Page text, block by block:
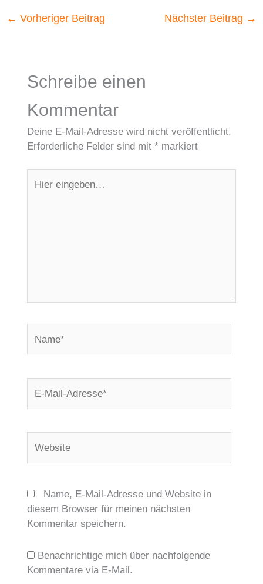
← Vorheriger Beitrag Nächster Beitrag →
Schreibe einen
Kommentar
Deine E-Mail-Adresse wird nicht veröffentlicht.
Erforderliche Felder sind mit * markiert
eingeben…
Mail-
Name, E-Mail-Adresse und Website in
diesem Browser für meinen nächsten
Kommentar speichern.
Benachrichtige mich über nachfolgende
Kommentare via E-Mail.